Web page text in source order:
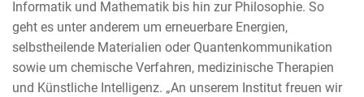
Informatik und Mathematik bis hin zur Philosophie. So
geht es unter anderem um erneuerbare Energien,
selbstheilende Materialien oder Quantenkommunikation
sowie um chemische Verfahren, medizinische Therapien
und Künstliche Intelligenz. „An unserem Institut freuen wir